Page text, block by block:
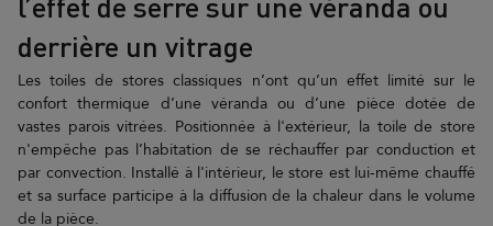
derrière un vitrage
Les toiles de stores classiques n’ont qu’un effet limité sur le
confort thermique d’une véranda ou d’une pièce dotée de
vastes parois vitrées. Positionnée à l'extérieur, la toile de store
n'empêche pas l’habitation de se réchauffer par conduction et
par convection. Installé à l'intérieur, le store est lui-même chauffé
et sa surface participe à la diffusion de la chaleur dans le volume
de la pièce.